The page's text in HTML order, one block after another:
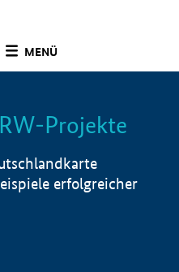
MENÜ
Info
Projekte
erfolgreicher